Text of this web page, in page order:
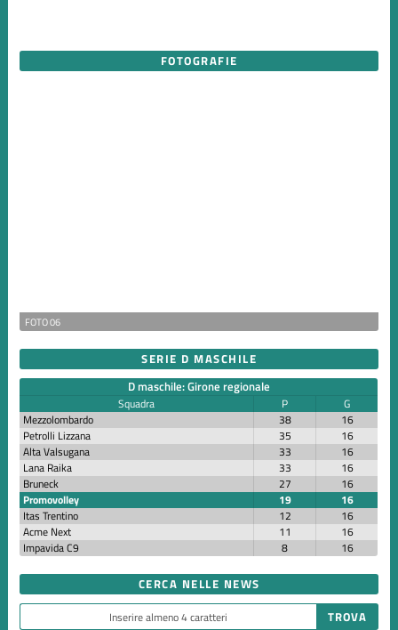
FOTOGRAFIE
FOTO 06
SERIE D MASCHILE
D maschile: Girone regionale
Squadra P
G
Mezzolombardo
38
16
Petrolli Lizzana
35
16
Alta Valsugana
33
16
Lana Raika
33
16
Bruneck
27
16
Promovolley
19
16
Itas Trentino
12
16
Acme Next
11
16
Impavida C9
8 16
CERCA NELLE NEWS